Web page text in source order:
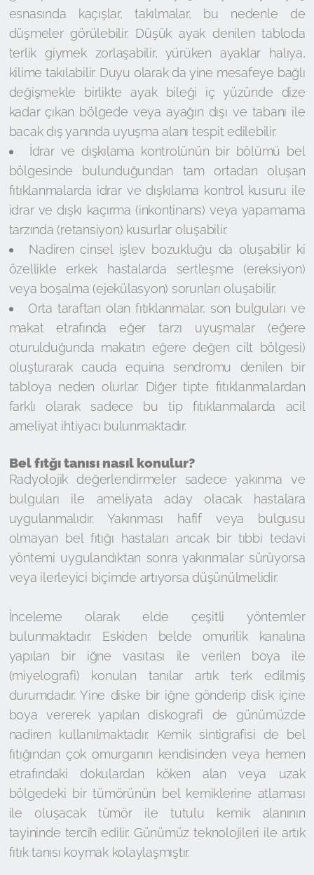
esnasında kaçışlar, takılmalar, bu nedenle de
düşmeler görülebilir. Düşük ayak denilen tabloda
terlik giymek zorlaşabilir, yürüken ayaklar halıya,
kilime takılabilir. Duyu olarak da yine mesafeye bağlı
değişmekle birlikte ayak bileği iç yüzünde dize
kadar çıkan bölgede veya ayağın dışı ve tabanı ile
bacak dış yanında uyuşma alanı tespit edilebilir.
İdrar ve dışkılama kontrolünün bir bölümü bel
bölgesinde bulunduğundan tam ortadan oluşan
fıtıklanmalarda idrar ve dışkılama kontrol kusuru ile
idrar ve dışkı kaçırma (inkontinans) veya yapamama
tarzında (retansiyon) kusurlar oluşabilir.
Nadiren cinsel işlev bozukluğu da oluşabilir ki
özellikle erkek hastalarda sertleşme (ereksiyon)
veya boşalma (ejekülasyon) sorunları oluşabilir.
Orta taraftan olan fıtıklanmalar, son bulguları ve
makat etrafında eğer tarzı uyuşmalar (eğere
oturulduğunda makatın eğere değen cilt bölgesi)
oluşturarak cauda equina sendromu denilen bir
tabloya neden olurlar. Diğer tipte fıtıklanmalardan
farklı olarak sadece bu tip fıtıklanmalarda acil
ameliyat ihtiyacı bulunmaktadır.
Bel fıtğı tanısı nasıl konulur?
Radyolojik değerlendirmeler sadece yakınma ve
bulguları ile ameliyata aday olacak hastalara
uygulanmalıdır. Yakınması hafif veya bulgusu
olmayan bel fıtığı hastaları ancak bir tıbbi tedavi
yöntemi uygulandıktan sonra yakınmalar sürüyorsa
veya ilerleyici biçimde artıyorsa düşünülmelidir.
İnceleme olarak elde çeşitli yöntemler
bulunmaktadır. Eskiden belde omurilik kanalına
yapılan bir iğne vasıtası ile verilen boya ile
(miyelografi) konulan tanılar artık terk edilmiş
durumdadır. Yine diske bir iğne gönderip disk içine
boya vererek yapılan diskografi de günümüzde
nadiren kullanılmaktadır. Kemik sintigrafisi de bel
fıtığından çok omurganın kendisinden veya hemen
etrafındaki dokulardan köken alan veya uzak
bölgedeki bir tümörünün bel kemiklerine atlaması
ile oluşacak tümör ile tutulu kemik alanının
tayininde tercih edilir. Günümüz teknolojileri ile artık
fıtık tanısı koymak kolaylaşmıştır.